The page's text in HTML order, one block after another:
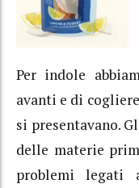
Per indole
avanti e di
si presentavano.
delle materie
problemi legati